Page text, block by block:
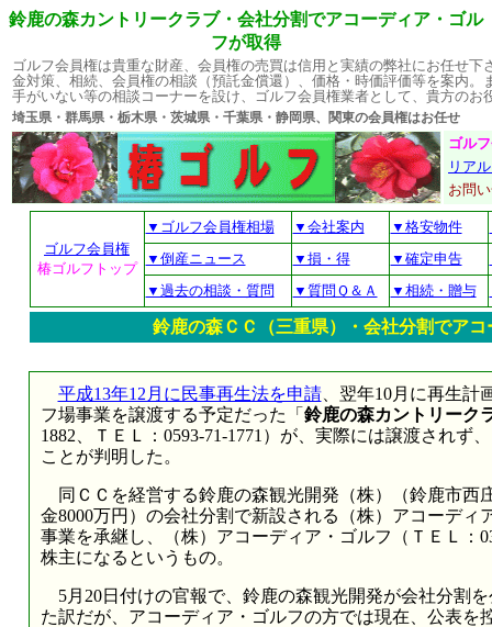
鈴鹿の森カントリークラブ・会社分割でアコーディア・ゴル
フが取得
ゴルフ会員権は貴重な財産、会員権の売買は信用と実績の弊社にお任せ
金対策、相続、会員権の相談（預託金償還）、価格・時価評価等を案内
手がいない等の相談コーナーを設け、ゴルフ会員権業者として、貴方のお
埼玉県・群馬県・栃木県・茨城県・千葉県・静岡県、関東の会員権
ゴル
リア
お問
ゴルフ会員権
椿ゴルフトップ
▼ゴルフ会員権相場 ▼会社案内 ▼格安物件
▼倒産ニュース
▼損・得 ▼確定申告
▼過去の相談・質問
▼質問Ｑ＆Ａ ▼相続・贈与
鈴鹿の森ＣＣ（三重県）・会社分割でア
平成13年12月に民事再生法を申請、翌年10月に再生計
フ場事業を譲渡する予定だった「 鈴鹿の森カントリーク
1882、ＴＥＬ：0593-71-1771）が、実際には譲渡されず
ことが判明した。
同ＣＣを経営する鈴鹿の森観光開発（株）（鈴鹿市西
金8000万円）の会社分割で新設される（株）アコーディ
事業を承継し、（株）アコーディア・ゴルフ（ＴＥＬ：
株主になるというもの。
5月20日付けの官報で、鈴鹿の森観光開発が会社分割
た訳だが、アコーディア・ゴルフの方では現在、公表を